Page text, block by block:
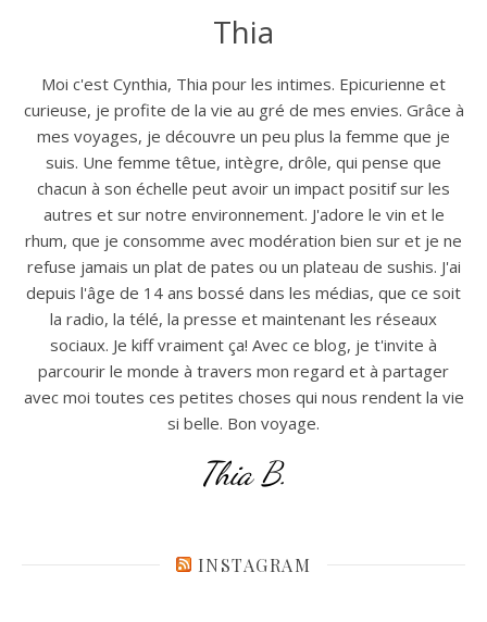
Thia
Moi c'est Cynthia, Thia pour les intimes. Epicurienne et
curieuse, je profite de la vie au gré de mes envies. Grâce à
mes voyages, je découvre un peu plus la femme que je
suis. Une femme têtue, intègre, drôle, qui pense que
chacun à son échelle peut avoir un impact positif sur les
autres et sur notre environnement. J'adore le vin et le
rhum, que je consomme avec modération bien sur et je ne
refuse jamais un plat de pates ou un plateau de sushis. J'ai
depuis l'âge de 14 ans bossé dans les médias, que ce soit
la radio, la télé, la presse et maintenant les réseaux
sociaux. Je kiff vraiment ça! Avec ce blog, je t'invite à
parcourir le monde à travers mon regard et à partager
avec moi toutes ces petites choses qui nous rendent la vie
si belle. Bon voyage.
Thia B.
INSTAGRAM